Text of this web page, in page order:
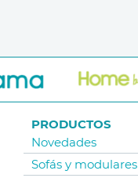
PRODUCTOS
Novedades
Sofás y modulares